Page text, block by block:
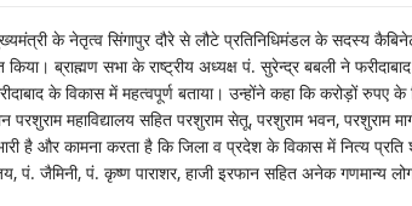
के नेतृत्व सिंगापुर दौरे से लौटे प्रतिनिधिमंडल के सदस्य
किया। ब्राह्मण सभा के राष्ट्रीय अध्यक्ष पं. सुरेन्द्र बबली ने
के विकास में महत्वपूर्ण बताया। उन्होंने कहा कि करोड़ों रुपए
परशुराम महाविद्यालय सहित परशुराम सेतू, परशुराम भवन, परशुराम
है और कामना करता है कि जिला व प्रदेश के विकास में नित्य
पं. जैमिनी, पं. कृष्ण पाराशर, हाजी इरफान सहित अनेक गणमान्य